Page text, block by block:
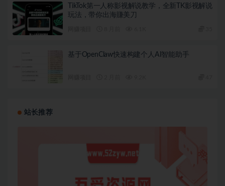
TikTok第一人称影视解说教学，全新TK影视解说
玩法，带你出海賺美刀
基于OpenClaw快速构建个人AI智能助手
站长推荐